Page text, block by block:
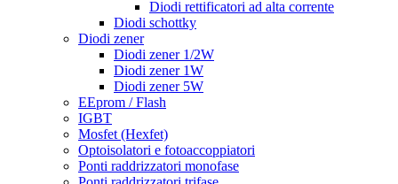
Diodi rettificatori ad alta corrente
Diodi schottky
Diodi zener
Diodi zener 1/2W
Diodi zener 1W
Diodi zener 5W
EEprom / Flash
IGBT
Mosfet (Hexfet)
Optoisolatori e fotoaccoppiatori
Ponti raddrizzatori monofase